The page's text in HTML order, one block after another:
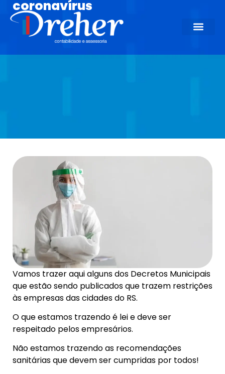
coronavírus
Vamos trazer aqui alguns dos Decretos Municipais
que estão sendo publicados que trazem restrições
às empresas das cidades do RS.
O que estamos trazendo é lei e deve ser
respeitado pelos empresários.
Não estamos trazendo as recomendações
sanitárias que devem ser cumpridas por todos!